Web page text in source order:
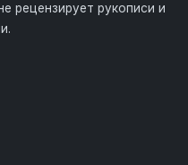
рецензирует рукописи и